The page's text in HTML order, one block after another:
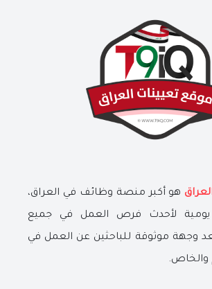
هو أكبر منصة وظائف في العراق،
يومية لأحدث فرص العمل في جميع
وجهة موثوقة للباحثين عن العمل في
والخاص.